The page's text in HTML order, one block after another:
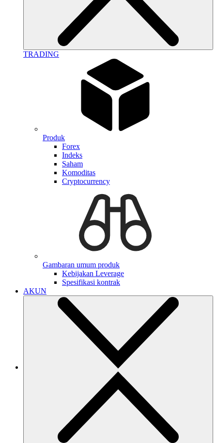
TRADING
Produk
Forex
Indeks
Saham
Komoditas
Cryptocurrency
Gambaran umum produk
Kebijakan Leverage
Spesifikasi kontrak
AKUN